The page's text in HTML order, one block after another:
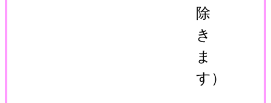
除
き
ま
す）